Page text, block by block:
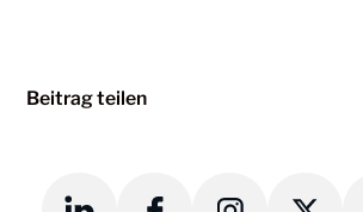
Beitrag teilen